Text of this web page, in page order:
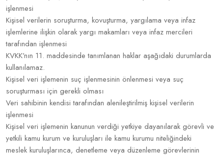
işlenmesi
Kişisel verilerin soruşturma, kovuşturma, yargılama veya infaz
işlemlerine ilişkin olarak yargı makamları veya infaz mercileri
tarafından işlenmesi
KVKK’nın 11. maddesinde tanımlanan haklar aşağıdaki durumlarda
kullanılamaz.
Kişisel veri işlemenin suç işlenmesinin önlenmesi veya suç
soruşturması için gerekli olması
Veri sahibinin kendisi tarafından alenileştirilmiş kişisel verilerin
işlenmesi
Kişisel veri işlemenin kanunun verdiği yetkiye dayanılarak görevli ve
yetkili kamu kurum ve kuruluşları ile kamu kurumu niteliğindeki
meslek kuruluşlarınca, denetleme veya düzenleme görevlerinin